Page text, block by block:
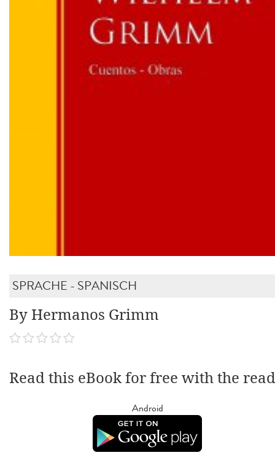
SPRACHE - SPANISCH
By Hermanos Grimm
Read this eBook for free with the
Android